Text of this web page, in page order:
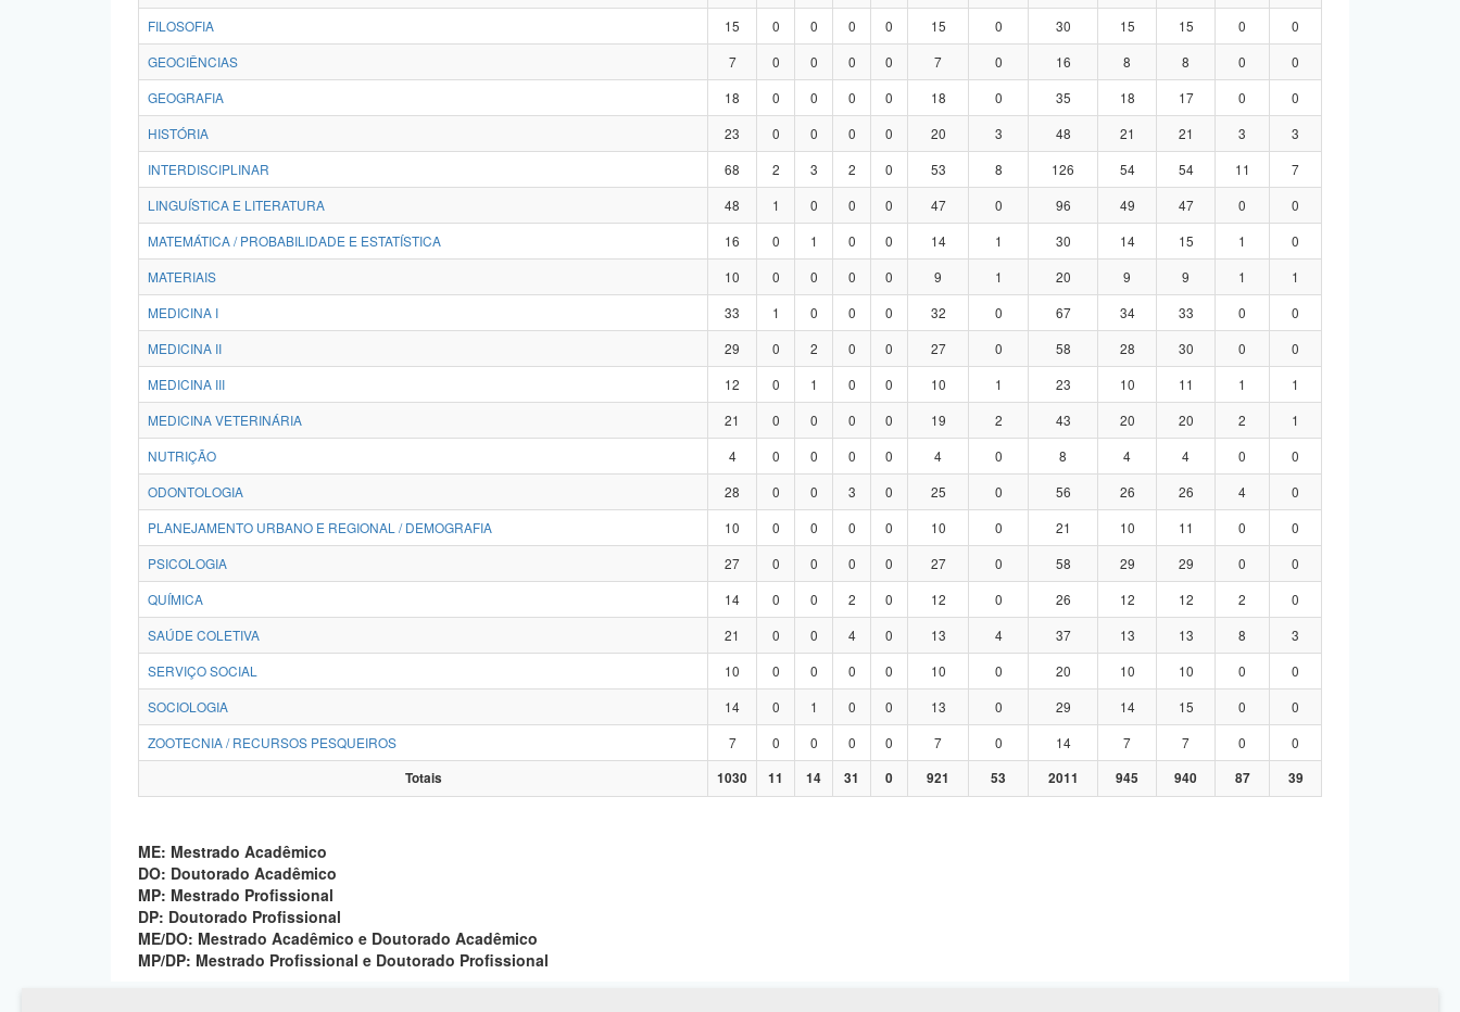
FILOSOFIA
15 0 0 0 0 15 0 30 15 15 0
0
GEOCIÊNCIAS
7 0 0 0 0 7 0 16 8 8 0
0
GEOGRAFIA
18 0 0 0 0 18 0 35 18 17 0
0
HISTÓRIA
23 0 0 0 0 20 3 48 21 21 3
3
INTERDISCIPLINAR
68 2 3 2 0 53 8 126 54 54 11
7
LINGUÍSTICA E LITERATURA
48 1 0 0 0 47 0 96 49 47 0
0
MATEMÁTICA / PROBABILIDADE E ESTATÍSTICA
16 0 1 0 0 14 1 30 14 15 1
0
MATERIAIS
10 0 0 0 0 9 1 20 9 9 1
1
MEDICINA I
33 1 0 0 0 32 0 67 34 33 0
0
MEDICINA II
29 0 2 0 0 27 0 58 28 30 0
0
MEDICINA III
12 0 1 0 0 10 1 23 10 11 1
1
MEDICINA VETERINÁRIA
21 0 0 0 0 19 2 43 20 20 2
1
NUTRIÇÃO
4 0 0 0 0 4 0 8 4 4 0
0
ODONTOLOGIA
28 0 0 3 0 25 0 56 26 26 4
0
PLANEJAMENTO URBANO E REGIONAL / DEMOGRAFIA
10 0 0 0 0 10 0 21 10 11 0
0
PSICOLOGIA
27 0 0 0 0 27 0 58 29 29 0
0
QUÍMICA
14 0 0 2 0 12 0 26 12 12 2
0
SAÚDE COLETIVA
21 0 0 4 0 13 4 37 13 13 8
3
SERVIÇO SOCIAL
10 0 0 0 0 10 0 20 10 10 0
0
SOCIOLOGIA
14 0 1 0 0 13 0 29 14 15 0
0
ZOOTECNIA / RECURSOS PESQUEIROS
7 0 0 0 0 7 0 14 7 7 0
0
Totais
1030 11 14 31 0 921 53 2011 945 940 87 39
ME: Mestrado Acadêmico
DO: Doutorado Acadêmico
MP: Mestrado Profissional
DP: Doutorado Profissional
ME/DO: Mestrado Acadêmico e Doutorado Acadêmico
MP/DP: Mestrado Profissional e Doutorado Profissional